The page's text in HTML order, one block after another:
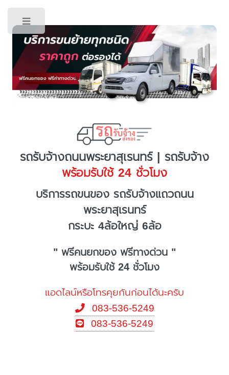
รถรับจ้างถนนพระยาสุเรนทร์ | รถรับจ้าง
พร้อมรับใช้ 24 ชั่วโมง
บริการรถขนของ รถรับจ้างแถวถนน
พระยาสุเรนทร์
กระบะ 4ล้อใหญ่ 6ล้อ
" ฟรีคนยกของ ฟรีทางด่วน "
พร้อมรับใช้ 24 ชั่วโมง
แอดไลน์หรือโทรคุยกันก่อนได้นะครับ
083-536-5249
083-536-5249
Toggle